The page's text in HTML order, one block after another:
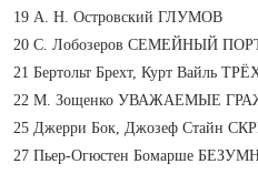
19 А. Н. Островский ГЛУМОВ
20 С. Лобозеров СЕМЕЙНЫЙ
21 Бертольт Брехт, Курт Вайль
22 М. Зощенко УВАЖАЕМЫЕ
25 Джерри Бок, Джозеф Стайн
27 Пьер-Огюстен Бомарше